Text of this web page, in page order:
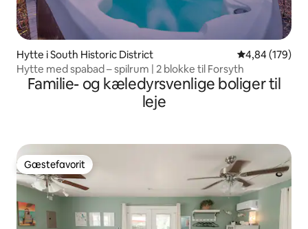
Hytte i South Historic District 4,84 ud af 5 i
4,84 (179)
Hytte med spabad – spilrum | 2 blokke til Forsyth
Familie- og kæledyrsvenlige boliger til
leje
Gæstefavorit
Gæstefavorit